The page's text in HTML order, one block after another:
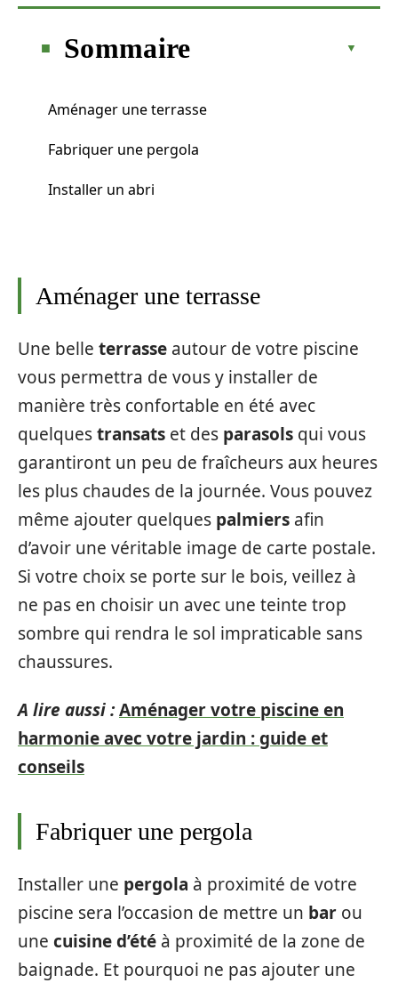
Sommaire
Aménager une terrasse
Fabriquer une pergola
Installer un abri
Aménager une terrasse
Une belle terrasse autour de votre piscine
vous permettra de vous y installer de
manière très confortable en été avec
quelquestransats et des parasols qui vous
garantiront un peu de fraîcheurs aux heures
les plus chaudes de la journée. Vous pouvez
même ajouter quelques palmiers afin
d’avoir une véritable image de carte postale.
Si votre choix se porte sur le bois, veillez à
ne pas en choisir un avec une teinte trop
sombre qui rendra le sol impraticable sans
chaussures.
A lire aussi :Aménager votre piscine en
harmonie avec votre jardin : guide et
conseils
Fabriquer une pergola
Installer une pergola à proximité de votre
piscine sera l’occasion de mettre un bar ou
une cuisine d’été à proximité de la zone de
baignade. Et pourquoi ne pas ajouter une